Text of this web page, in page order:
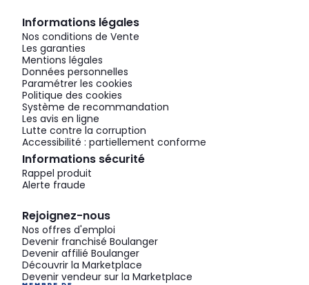
Informations légales
Nos conditions de Vente
Les garanties
Mentions légales
Données personnelles
Paramétrer les cookies
Politique des cookies
Système de recommandation
Les avis en ligne
Lutte contre la corruption
Accessibilité : partiellement conforme
Informations sécurité
Rappel produit
Alerte fraude
Rejoignez-nous
Nos offres d'emploi
Devenir franchisé Boulanger
Devenir affilié Boulanger
Découvrir la Marketplace
Devenir vendeur sur la Marketplace